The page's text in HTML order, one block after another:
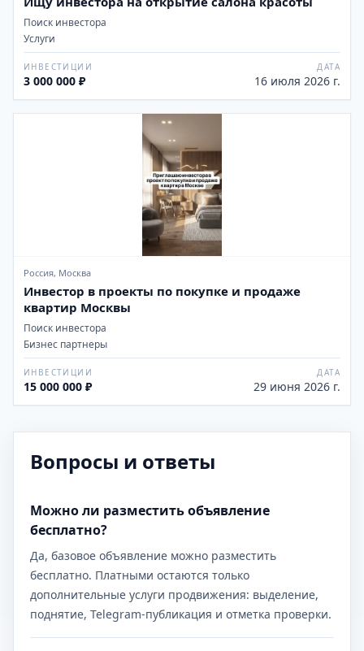
Поиск инвестора
Услуги
ИНВЕСТИЦИИ
3 000 000 ₽
ДАТА
16 июля 2026 г.
Россия, Москва
Инвестор в проекты по покупке и продаже
квартир Москвы
Поиск инвестора
Бизнес партнеры
ИНВЕСТИЦИИ
15 000 000 ₽
ДАТА
29 июня 2026 г.
Вопросы и ответы
Можно ли разместить объявление
бесплатно?
Да, базовое объявление можно разместить
бесплатно. Платными остаются только
дополнительные услуги продвижения: выделение,
поднятие, Telegram-публикация и отметка проверки.